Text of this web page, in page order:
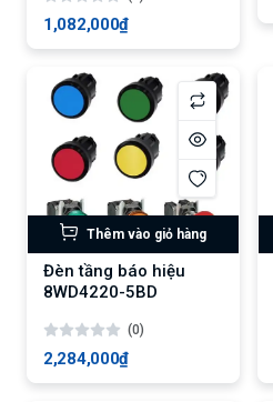
1,082,000₫
Thêm vào giỏ hàng
Đèn tầng báo hiệu
8WD4220-5BD
(0)
2,284,000₫